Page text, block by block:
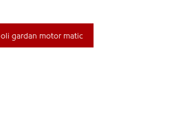
oli gardan motor matic